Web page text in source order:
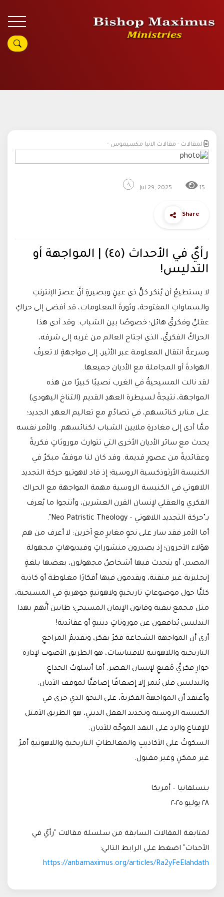
المقالات - مقالات الانبا مكسيموس -
Jul 29, 2025 15
Share
رأيٌ في الأحداث (٤٥) | المواجهة أو
التدليس!
لا يستطيعُ أن يُنكر كلُّ ذي عينٍ وبصيرةٍ أنَّ عصرَ الإنترنتِ
والسماواتِ المفتوحة، وثورةَ المعلومات، قد أفضى إلى حراكٍ
عقليٍّ وفكريٍّ هائل؛ خصوصًا بين الشباب. وقد أدى هذا
الحراكُ الفكريُّ، الذي اجتاح العالم من غربه إلى شرقه،
وسرعةُ انتقال المعلومة عبر الأثير، إلى مواجهةٍ لا تعرفُ
الهوادةَ أو المجاملة مع الأديان جميعها.
لقد نالت المسيحيةُ في الغرب نصيبًا كبيرًا من هذه
المواجهة، نتيجةً لسيطرة العهدِ القديم (التناخ اليهودي)
على منابر كنائسهم، في تصادُمٍ مع تعاليم العهدِ الجديد؛
ممَّا أدى إلى مغادرةِ ملايين الشباب لكنائسهم. والأمر نفسه
يحدث مع سائر الأديان الأخرى التي تتوارث موروثاتٍ فكريةً
وعقائديةً من عصورٍ قديمة. وقد كان لنا موقفٌ مبكرٌ في
الكنيسة الأرثوذكسية الروسية؛ إذ قاد لاهوتيو حركة التجديد
اللاهوتي في الكنيسة الروسية مهمة المواجهة مع الحراك
الفكري والعقلي لإنسان القرن العشرين، وأنتجوا ما يُعرف
بـ"حركة التجديد اللاهوتي – Neo Patristic Theology".
أما الأمر فقد سار على نحوٍ مغايرٍ مع آخرين: لا أعرف من هم
هؤلاء الآخرون؛ إذ يصدرون منشوراتٍ وفيديوهاتٍ مجهولة
المصدر، أو يتحدث فيها أشخاصٌ مجهولون، بعضها بلغةٍ
إنجليزية غير متقنة، ويقدمون فيها أفكارًا مغلوطة أو كاذبة
كليًّا حول موضوعاتٍ تاريخيةٍ ولاهوتيةٍ جوهريةٍ في المسيحية،
مثل مجمع نيقية وقانون الإيمان المسيحي؛ ظانين أنَّهم بهذا
التدليس يُدافعون عن موروثاتٍ دينيةٍ أو عقائدية!
أرى أن المواجهة الشجاعة فكرٌ بفكر، وتقديمُ المراجعِ
التاريخيةِ واللاهوتيةِ للاقتباسات، هو الطريق الأصوب لإدارة
حوارٍ فكريٍّ مُقنعٍ لإنسان العصر. أما أسلوبُ الخداعِ
والتدليس فلن يُثمر إلا إضعافًا إضافيًّا لموقف الأديان.
وأعتقد أن المواجهةَ الفكريةَ، على النحو الذي جرى في
الكنيسة الروسية وتجديد العقل الديني، هو الطريق الأمثل
للإقناع والرد على النقد الموجَّه للأديان.
السكوتُ على الأكاذيبِ والمغالطاتِ التاريخيةِ واللاهوتيةِ أمرٌ
غير ممكنٍ وغير مقبول.
بنسلفانيا – أمريكا
٢٨ يوليو ٢٠٢٥
لمتابعة المقالات السابقة من سلسلة مقالات "رأيٌ في
الأحداث" اضغط على الرابط التالي:
https://anbamaximus.org/articles/Ra2yFeElahdath